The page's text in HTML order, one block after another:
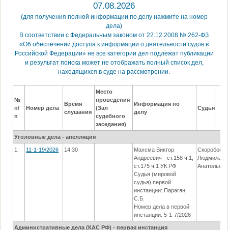
07.08.2026
(для получения полной информации по делу нажмите на номер
дела)
В соответствии с Федеральным законом от 22.12.2008 № 262-ФЗ
«Об обеспечении доступа к информации о деятельности судов в
Российской Федерации» не все категории дел подлежат публикации
и результат поиска может не отображать полный список дел,
находящихся в суде на рассмотрении.
№
п/
п
Номер дела
Время
слушания
Место
проведения
(Зал
судебного
заседания)
Информация по
делу
Судья
Уголовные дела - апелляция
1. 11-1-19/2026 14:30
Махсма Виктор
Андреевич - ст.158 ч.1;
ст.175 ч.1 УК РФ
Судья (мировой
судья) первой
инстанции: Парагян
С.Б.
Номер дела в первой
инстанции: 5-1-7/2026
Людмила
Административные дела (КАC РФ) - первая инстанция